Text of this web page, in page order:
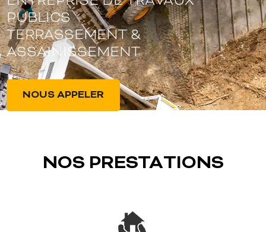
PUBLICS
TERRASSEMENT &
ASSAINISSEMENT
NOUS APPELER
NOS PRESTATIONS